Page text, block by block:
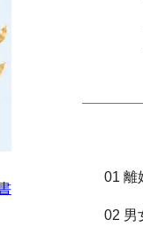
01 離
02 男